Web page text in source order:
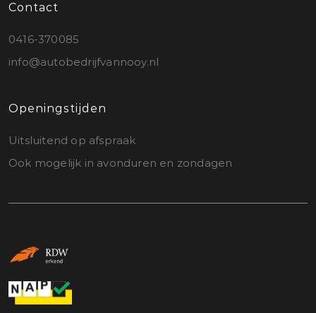
Contact
0416-370085
info@autobedrijfvannooy.nl
Openingstijden
Uitsluitend op afspraak
Ook mogelijk in avonduren en zondagen